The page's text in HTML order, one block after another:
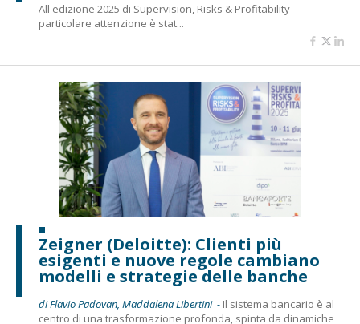
All'edizione 2025 di Supervision, Risks & Profitability
particolare attenzione è stat...
Zeigner (Deloitte): Clienti più
esigenti e nuove regole cambiano
modelli e strategie delle banche
di Flavio Padovan, Maddalena Libertini - Il sistema bancario è al
centro di una trasformazione profonda, spinta da dinamiche